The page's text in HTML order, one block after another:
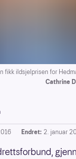
fikk ildsjelprisen for
Cathrine
Endret: 2. januar